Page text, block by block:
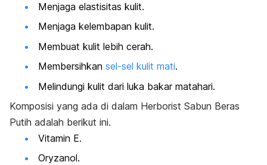
Menjaga elastisitas kulit.
Menjaga kelembapan kulit.
Membuat kulit lebih cerah.
Membersihkan sel-sel kulit mati.
Melindungi kulit dari luka bakar matahari.
Komposisi yang ada di dalam Herborist Sabun Beras
Putih adalah berikut ini.
Vitamin E.
Oryzanol.